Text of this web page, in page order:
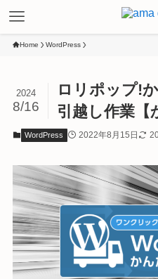
Home WordPress
ロリポップ!
引越し作業【
2024
8/16
WordPress 2022年8月15日